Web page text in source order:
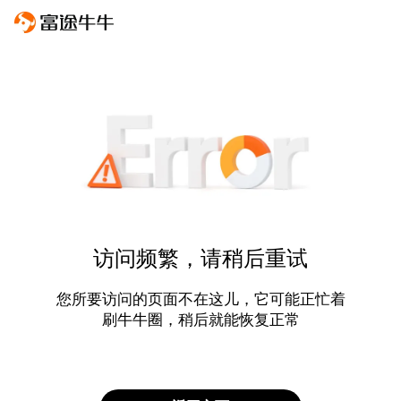
访问频繁，请稍后重试
您所要访问的页面不在这儿，它可能正忙着
刷牛牛圈，稍后就能恢复正常